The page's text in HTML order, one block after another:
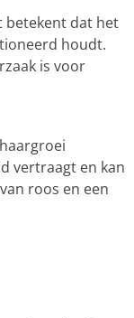
betekent dat het
houdt.
is voor
vertraagt en kan
roos en een